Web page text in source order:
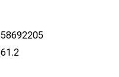
58692205
61.2